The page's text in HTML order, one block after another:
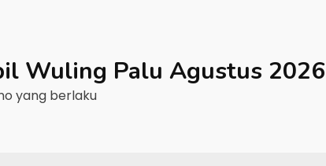
Wuling Palu Agustus 2026
yang berlaku